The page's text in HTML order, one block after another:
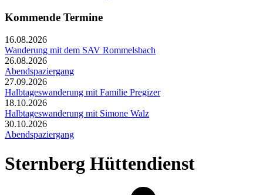
Kommende Termine
16.08.2026
Wanderung mit dem SAV Rommelsbach
26.08.2026
Abendspaziergang
27.09.2026
Halbtageswanderung mit Familie Pregizer
18.10.2026
Halbtageswanderung mit Simone Walz
30.10.2026
Abendspaziergang
Sternberg Hüttendienst